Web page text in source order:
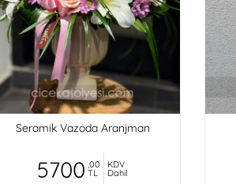
Seramik Vazoda Aranjman
5700 ,00
TL
KDV
Dahil